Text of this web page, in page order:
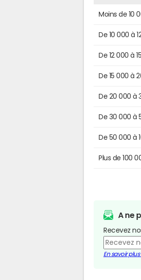
Moins de 10
De 10 000 à
De 12 000 à
De 15 000 à
De 20 000 à
De 30 000 à
De 50 000 à
Plus de 100
A ne
Recevez
En savoir